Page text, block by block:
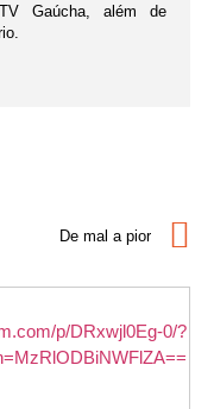
Gaúcha, além de
De mal a pior